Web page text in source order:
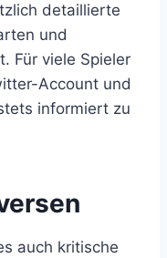
detaillierte
und
Für viele Spieler
Account und
informiert zu
auch kritische